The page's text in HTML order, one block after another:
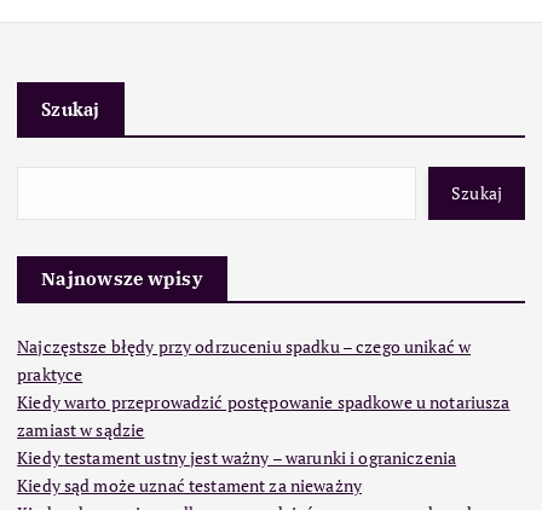
Szukaj
Szukaj
Najnowsze wpisy
Najczęstsze błędy przy odrzuceniu spadku – czego unikać w
praktyce
Kiedy warto przeprowadzić postępowanie spadkowe u notariusza
zamiast w sądzie
Kiedy testament ustny jest ważny – warunki i ograniczenia
Kiedy sąd może uznać testament za nieważny